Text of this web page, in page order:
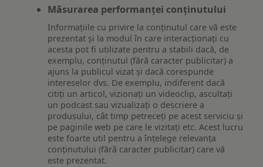
Măsurarea performanței conținutului
Informațiile cu privire la conținutul care vă este
prezentat și la modul în care interacționați cu
acesta pot fi utilizate pentru a stabili dacă, de
exemplu, conținutul (fără caracter publicitar) a
ajuns la publicul vizat și dacă corespunde
intereselor dvs. De exemplu, indiferent dacă
citiți un articol, vizionați un videoclip, ascultați
un podcast sau vizualizați o descriere a
produsului, cât timp petreceți pe acest serviciu și
pe paginile web pe care le vizitați etc. Acest lucru
este foarte util pentru a înțelege relevanța
conținutului (fără caracter publicitar) care vă
este prezentat.